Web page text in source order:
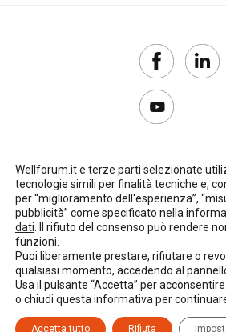
Copyright
Privacy Policy
Credits: LO Studio
Wellforum.it e terze parti selezionate
tecnologie simili per finalità tecniche e,
per “miglioramento dell'esperienza”,
pubblicità” come specificato nella
dati . Il rifiuto del consenso può rendere
funzioni.
Puoi liberamente prestare, rifiutare o
qualsiasi momento, accedendo al
Usa il pulsante “Accetta” per
o chiudi questa informativa per
Accetta tutto Rifiuta